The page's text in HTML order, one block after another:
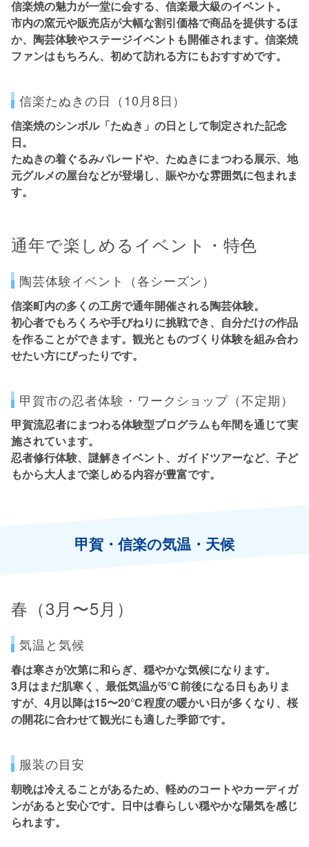
信楽焼の魅力が一堂に会する、信楽最大級のイベント。
市内の窯元や販売店が大幅な割引価格で商品を提供するほ
か、陶芸体験やステージイベントも開催されます。信楽焼
ファンはもちろん、初めて訪れる方にもおすすめです。
信楽たぬきの日（10月8日）
信楽焼のシンボル「たぬき」の日として制定された記念
日。
たぬきの着ぐるみパレードや、たぬきにまつわる展示、地
元グルメの屋台などが登場し、賑やかな雰囲気に包まれま
す。
通年で楽しめるイベント・特色
陶芸体験イベント（各シーズン）
信楽町内の多くの工房で通年開催される陶芸体験。
初心者でもろくろや手びねりに挑戦でき、自分だけの作品
を作ることができます。観光とものづくり体験を組み合わ
せたい方にぴったりです。
甲賀市の忍者体験・ワークショップ（不定期）
甲賀流忍者にまつわる体験型プログラムも年間を通じて実
施されています。
忍者修行体験、謎解きイベント、ガイドツアーなど、子ど
もから大人まで楽しめる内容が豊富です。
甲賀・信楽の気温・天候
春（3月〜5月）
気温と気候
春は寒さが次第に和らぎ、穏やかな気候になります。
3月はまだ肌寒く、最低気温が5℃前後になる日もありま
すが、4月以降は15〜20℃程度の暖かい日が多くなり、桜
の開花に合わせて観光にも適した季節です。
服装の目安
朝晩は冷えることがあるため、 軽めのコートやカーディガ
ンがあると安心です。日中は春らしい穏やかな陽気を感じ
られます。